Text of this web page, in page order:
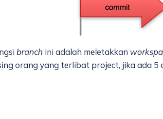
branch ini adalah meletakkan
orang yang terlibat project, jika ada